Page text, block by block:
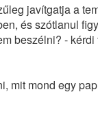
javítgatja a
és szótlanul
beszélni? - kérdi
mit mond egy